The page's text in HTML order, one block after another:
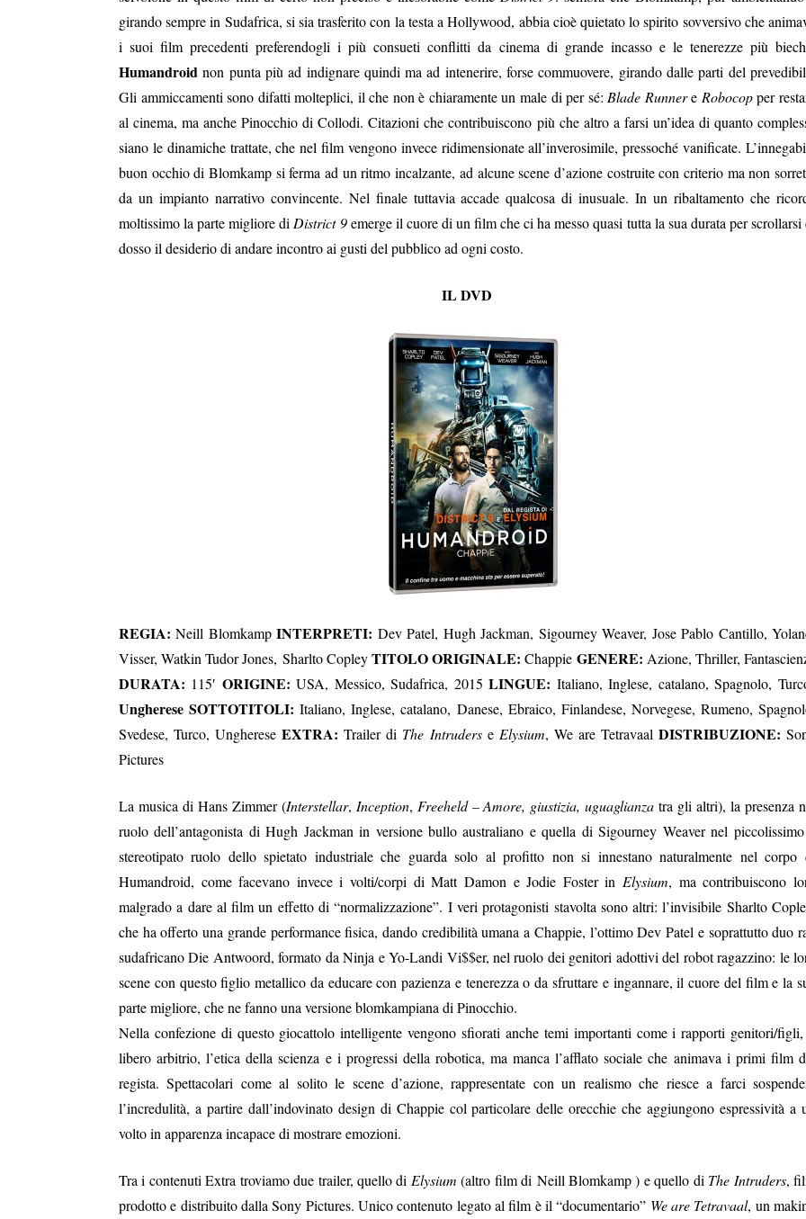
girando sempre in Sudafrica, si sia trasferito con la testa a Hollywood, abbia cioè quietato lo spirito sovversivo che
i suoi film precedenti preferendogli i più consueti conflitti da cinema di grande incasso e le tenerezze più
Humandroid non punta più ad indignare quindi ma ad intenerire, forse commuovere, girando dalle parti del
Gli ammiccamenti sono difatti molteplici, il che non è chiaramente un male di per sé: Blade Runnere Robocopper
al cinema, ma anche Pinocchio di Collodi. Citazioni che contribuiscono più che altro a farsi un’idea di quanto
siano le dinamiche trattate, che nel film vengono invece ridimensionate all’inverosimile, pressoché vanificate.
buon occhio di Blomkamp si ferma ad un ritmo incalzante, ad alcune scene d’azione costruite con criterio ma non
da un impianto narrativo convincente. Nel finale tuttavia accade qualcosa di inusuale. In un ribaltamento che
moltissimo la parte migliore di District 9emerge il cuore di un film che ci ha messo quasi tutta la sua durata per scrollarsi
dosso il desiderio di andare incontro ai gusti del pubblico ad ogni costo.
IL DVD
REGIA: Neill BlomkampINTERPRETI: Dev Patel, Hugh Jackman, Sigourney Weaver, Jose Pablo Cantillo,
Visser, Watkin Tudor Jones, Sharlto CopleyTITOLO ORIGINALE: Chappie GENERE: Azione, Thriller,
DURATA: 115′ ORIGINE: USA, Messico, Sudafrica, 2015LINGUE: Italiano, Inglese, catalano, Spagnolo,
Ungherese SOTTOTITOLI: Italiano, Inglese, catalano, Danese, Ebraico, Finlandese, Norvegese, Rumeno,
Svedese, Turco, UnghereseEXTRA: Trailer di The Intruderse Elysium, We are Tetravaal DISTRIBUZIONE:
Pictures
La musica di Hans Zimmer (Interstellar, Inception, Freeheld – Amore, giustizia, uguaglianza tra gli altri), la presenza
ruolo dell’antagonista di Hugh Jackman in versione bullo australiano e quella di Sigourney Weaver nel
stereotipato ruolo dello spietato industriale che guarda solo al profitto non si innestano naturalmente nel corpo
Humandroid, come facevano invece i volti/corpi di Matt Damon e Jodie Foster in Elysium, ma contribuiscono
malgrado a dare al film un effetto di “normalizzazione”. I veri protagonisti stavolta sono altri: l’invisibile Sharlto
che ha offerto una grande performance fisica, dando credibilità umana a Chappie, l’ottimo Dev Patel e soprattutto duo
sudafricano Die Antwoord, formato da Ninja e Yo-Landi Vi$$er, nel ruolo dei genitori adottivi del robot ragazzino: le
scene con questo figlio metallico da educare con pazienza e tenerezza o da sfruttare e ingannare, il cuore del film e la
parte migliore, che ne fanno una versione blomkampiana di Pinocchio.
Nella confezione di questo giocattolo intelligente vengono sfiorati anche temi importanti come i rapporti genitori/
libero arbitrio, l’etica della scienza e i progressi della robotica, ma manca l’afflato sociale che animava i primi film
regista. Spettacolari come al solito le scene d’azione, rappresentate con un realismo che riesce a farci
l’incredulità, a partire dall’indovinato design di Chappie col particolare delle orecchie che aggiungono espressività a
volto in apparenza incapace di mostrare emozioni.
Tra i contenuti Extra troviamo due trailer, quello di Elysium (altro film di Neill Blomkamp ) e quello di The Intruders,
prodotto e distribuito dalla Sony Pictures. Unico contenuto legato al film è il “documentario” We are Tetravaal, un